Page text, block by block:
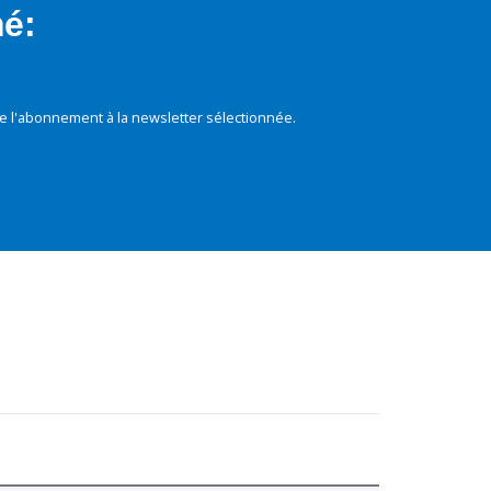
l'abonnement à la newsletter sélectionnée.